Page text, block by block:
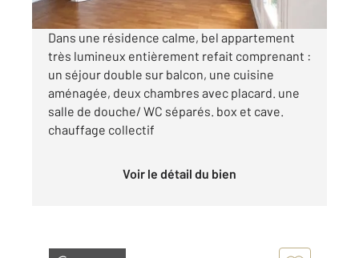
Dans une résidence calme, bel appartement
très lumineux entièrement refait comprenant :
un séjour double sur balcon, une cuisine
aménagée, deux chambres avec placard. une
salle de douche/ WC séparés. box et cave.
chauffage collectif
Voir le détail du bien